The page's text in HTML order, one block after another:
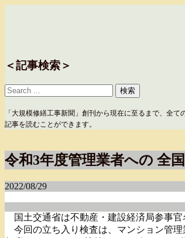
＜記事検索＞
「大規模修繕工事新聞」創刊から現在に至るまで、全
記事を読むことができます。
令和3年度管理業者への 全
2022/08/29
国土交通省は不動産・建設経済局参事官
今回の立ち入り検査は、マンション管理